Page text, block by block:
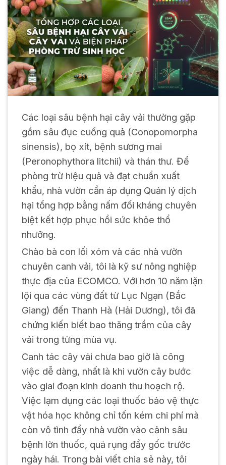
Các loại sâu bệnh hại cây vải thường gặp
gồm sâu đục cuống quả (Conopomorpha
sinensis), bọ xít, bệnh sương mai
(Peronophythora litchii) và thán thư. Để
phòng trừ hiệu quả và đạt chuẩn xuất
khẩu, nhà vườn cần áp dụng Quản lý dịch
hại tổng hợp bằng nấm đối kháng chuyên
biệt kết hợp phục hồi sức khỏe thổ
nhưỡng.
Chào bà con lối xóm và các nhà vườn
chuyên canh vải, tôi là kỹ sư nông nghiệp
thực địa của ECOMCO. Với hơn 10 năm lặn
lội qua các vùng đất từ Lục Ngạn (Bắc
Giang) đến Thanh Hà (Hải Dương), tôi đã
chứng kiến biết bao thăng trầm của cây
vải trong từng mùa vụ.
Canh tác cây vải chưa bao giờ là công
việc dễ dàng, nhất là khi vườn cây bước
vào giai đoạn kinh doanh thu hoạch rộ.
Việc lạm dụng các loại thuốc bảo vệ thực
vật hóa học không chỉ tốn kém chi phí mà
còn vô tình đẩy nhà vườn vào cảnh sâu
bệnh lờn thuốc, quả rụng đầy gốc trước
ngày hái. Trong bài viết chia sẻ này, tôi